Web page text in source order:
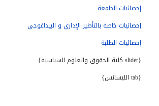
إحصائيات الجامعة
إحصائيات خاصة بالتأطير الإداري و البيداغوجي
إحصائيات الطلبة
{slider كلية الحقوق والعلوم السياسية}
{tab الليسانس}